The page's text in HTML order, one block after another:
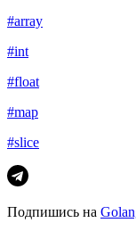
#array
#int
#float
#map
#slice
Подпишись на